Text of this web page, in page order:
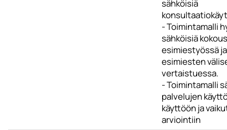
sähköisiä
- Toimintamalli
sähköisiä
esimiestyössä ja
esimiesten
vertaistuessa.
- Toimintamalli
palvelujen
käyttöön ja
arviointiin